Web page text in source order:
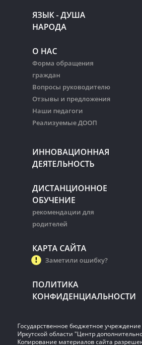
ЯЗЫК - ДУША
НАРОДА
О НАС
Форма обращения
граждан
Вопросы руководителю
Отзывы и предложения
Наши педагоги
Реализуемые ДООП
ИННОВАЦИОННАЯ
ДЕЯТЕЛЬНОСТЬ
ДИСТАНЦИОННОЕ
ОБУЧЕНИЕ
рекомендации для
родителей
КАРТА САЙТА
Заметили ошибку?
ПОЛИТИКА
КОНФИДЕНЦИАЛЬНОСТИ
Государственное бюджетное
Иркутской области "Центр
Копирование материалов сайта